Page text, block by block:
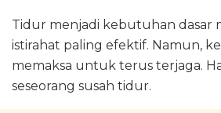
Tidur menjadi kebutuhan dasar
istirahat paling efektif. Namun,
memaksa untuk terus terjaga.
seseorang susah tidur.